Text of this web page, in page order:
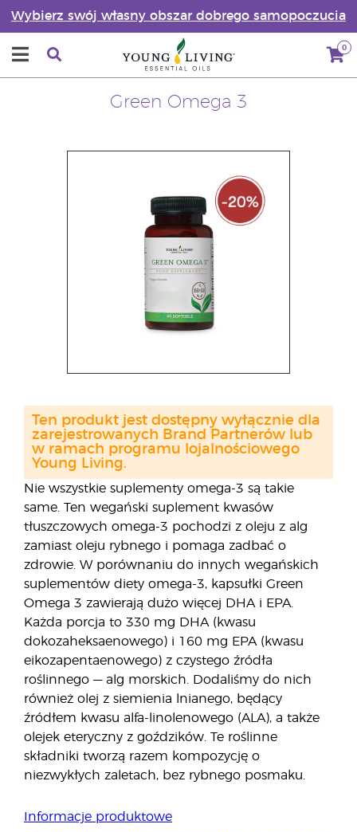
Wybierz swój własny obszar dobrego samopoczucia
0
Green Omega 3
Nie wszystkie suplementy omega-3 są takie
same. Ten wegański suplement kwasów
tłuszczowych omega-3 pochodzi z oleju z alg
zamiast oleju rybnego i pomaga zadbać o
zdrowie. W porównaniu do innych wegańskich
suplementów diety omega-3, kapsułki Green
Omega 3 zawierają dużo więcej DHA i EPA.
Każda porcja to 330 mg DHA (kwasu
dokozaheksaenowego) i 160 mg EPA (kwasu
eikozapentaenowego) z czystego źródła
roślinnego — alg morskich. Dodaliśmy do nich
również olej z siemienia lnianego, będący
źródłem kwasu alfa-linolenowego (ALA), a także
olejek eteryczny z goździków. Te roślinne
składniki tworzą razem kompozycję o
niezwykłych zaletach, bez rybnego posmaku.
Informacje produktowe
Ten produkt jest dostępny wyłącznie dla
zarejestrowanych Brand Partnerów lub
w ramach programu lojalnościowego
Young Living.